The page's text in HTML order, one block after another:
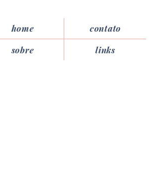
home
contato
sobre
links